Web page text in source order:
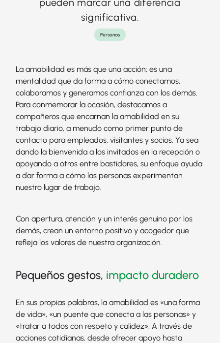
Personas
pueden marcar una diferencia
significativa.
La amabilidad es más que una acción; es una
mentalidad que da forma a cómo conectamos,
colaboramos y generamos confianza con los demás.
Para conmemorar la ocasión, destacamos a
compañeros que encarnan la amabilidad en su
trabajo diario, a menudo como primer punto de
contacto para empleados, visitantes y socios. Ya sea
dando la bienvenida a los invitados en la recepción o
apoyando a otros entre bastidores, su enfoque ayuda
a dar forma a cómo las personas experimentan
nuestro lugar de trabajo.
Con apertura, atención y un interés genuino por los
demás, crean un entorno positivo y acogedor que
refleja los valores de nuestra organización.
Pequeños gestos, impacto duradero
En sus propias palabras, la amabilidad es «una forma
de vida», «un puente que conecta a las personas» y
«tratar a todos con respeto y calidez». A través de
acciones cotidianas, desde ofrecer apoyo hasta